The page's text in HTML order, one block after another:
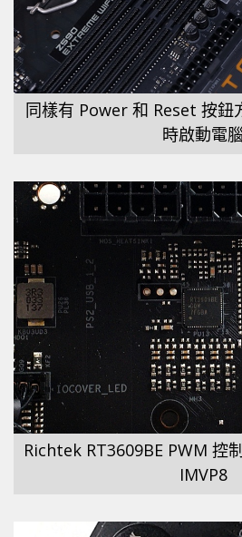
同樣有 Power 和 Reset 按鈕
時啟動電腦
Richtek RT3609BE PWM 控
IMVP8